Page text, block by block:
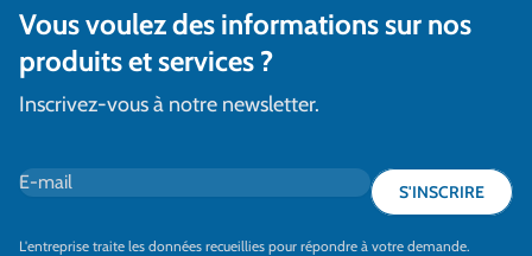
Vous voulez des informations sur nos
produits et services ?
Inscrivez-vous à notre newsletter.
E-mail*
S'INSCRIRE
L'entreprise traite les données recueillies pour répondre à votre demande.